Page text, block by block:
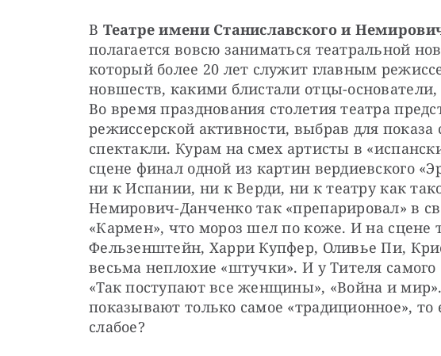
В Театре имени Станиславского и
полагается вовсю заниматься театральной
который более 20 лет служит главным
новшеств, какими блистали отцы-
Во время празднования столетия театра
режиссерской активности, выбрав для
спектакли. Курам на смех артисты в
сцене финал одной из картин вердиевского
ни к Испании, ни к Верди, ни к театру как
Немирович-Данченко так «препарировал» в
«Кармен», что мороз шел по коже. И на сцене
Фельзенштейн, Харри Купфер, Оливье Пи,
весьма неплохие «штучки». И у Тителя самого
«Так поступают все женщины», «Война и
показывают только самое «традиционное», то
слабое?